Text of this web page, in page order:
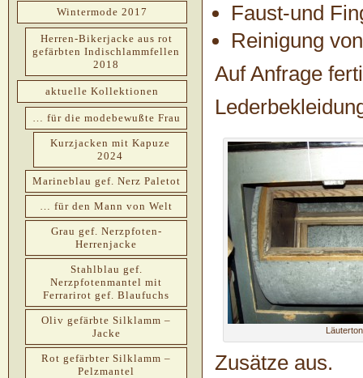
Faust-und
Reinigung
Auf Anfrage
Zusätze aus.
Wintermode 2017
Herren-Bikerjacke aus rot
gefärbten Indischlammfellen
2018
aktuelle Kollektionen
… für die modebewußte Frau
Kurzjacken mit Kapuze
2024
Marineblau gef. Nerz Paletot
… für den Mann von Welt
Grau gef. Nerzpfoten-
Herrenjacke
Stahlblau gef.
Nerzpfotenmantel mit
Ferrarirot gef. Blaufuchs
Oliv gefärbte Silklamm –
Jacke
Rot gefärbter Silklamm –
Pelzmantel